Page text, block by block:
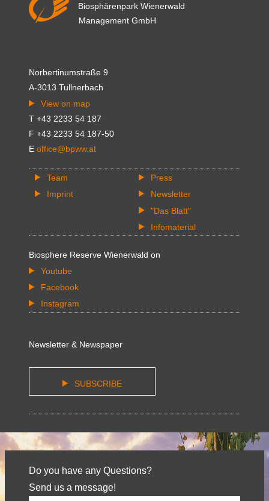
Biosphärenpark Wienerwald
Management GmbH
Norbertinumstraße 9
A-3013 Tullnerbach
View on map
T +43 2233 54 187
F +43 2233 54 187-50
E office@bpww.at
Team
Imprint
Press
Newsletter
"Das Blatt"
Infomaterial
Biosphere Reserve Wienerwald on
Youtube
Facebook
Instagram
Newsletter & Newspaper
SUBSCRIBE
Do you have any Questions?
Send us a message!